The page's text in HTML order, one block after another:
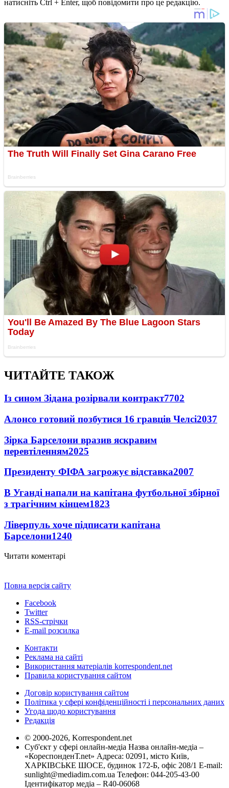
натисніть Ctrl + Enter, щоб повідомити про це редакцію.
ЧИТАЙТЕ ТАКОЖ
Із сином Зідана розірвали контракт7702
Алонсо готовий позбутися 16 гравців Челсі2037
Зірка Барселони вразив яскравим
перевтіленням2025
Президенту ФІФА загрожує відставка2007
В Уганді напали на капітана футбольної збірної
з трагічним кінцем1823
Ліверпуль хоче підписати капітана
Барселони1240
Читати коментарі
Повна версія сайту
Facebook
Twitter
RSS-стрічки
E-mail розсилка
Контакти
Реклама на сайті
Використання матеріалів korrespondent.net
Правила користування сайтом
Договір користування сайтом
Політика у сфері конфіденційності і персональних даних
Угода щодо користування
Редакція
© 2000-2026, Korrespondent.net
Суб'єкт у сфері онлайн-медіа Назва онлайн-медіа –
«КореспонденТ.net» Адреса: 02091, місто Київ,
ХАРКІВСЬКЕ ШОСЕ, будинок 172-Б, офіс 208/1 E-mail:
sunlight@mediadim.com.ua Телефон: 044-205-43-00
Ідентифікатор медіа – R40-06068